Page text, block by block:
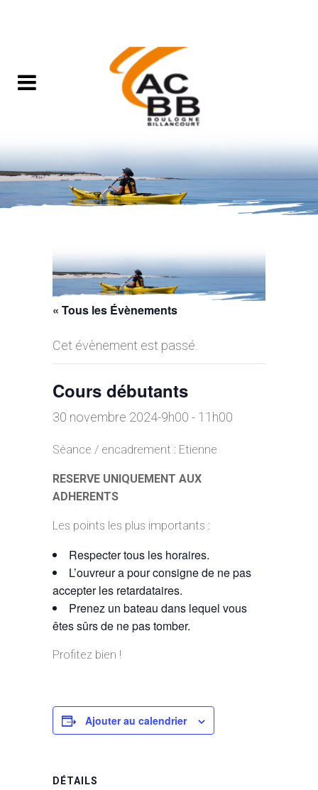
« Tous les Évènements
Cet évènement est passé.
Cours débutants
30 novembre 2024-9h00 - 11h00
Séance / encadrement : Etienne
RESERVE UNIQUEMENT AUX
ADHERENTS
Les points les plus importants :
Respecter tous les horaires.
L’ouvreur a pour consigne de ne pas
accepter les retardataires.
Prenez un bateau dans lequel vous
êtes sûrs de ne pas tomber.
Profitez bien !
Ajouter au calendrier
DÉTAILS